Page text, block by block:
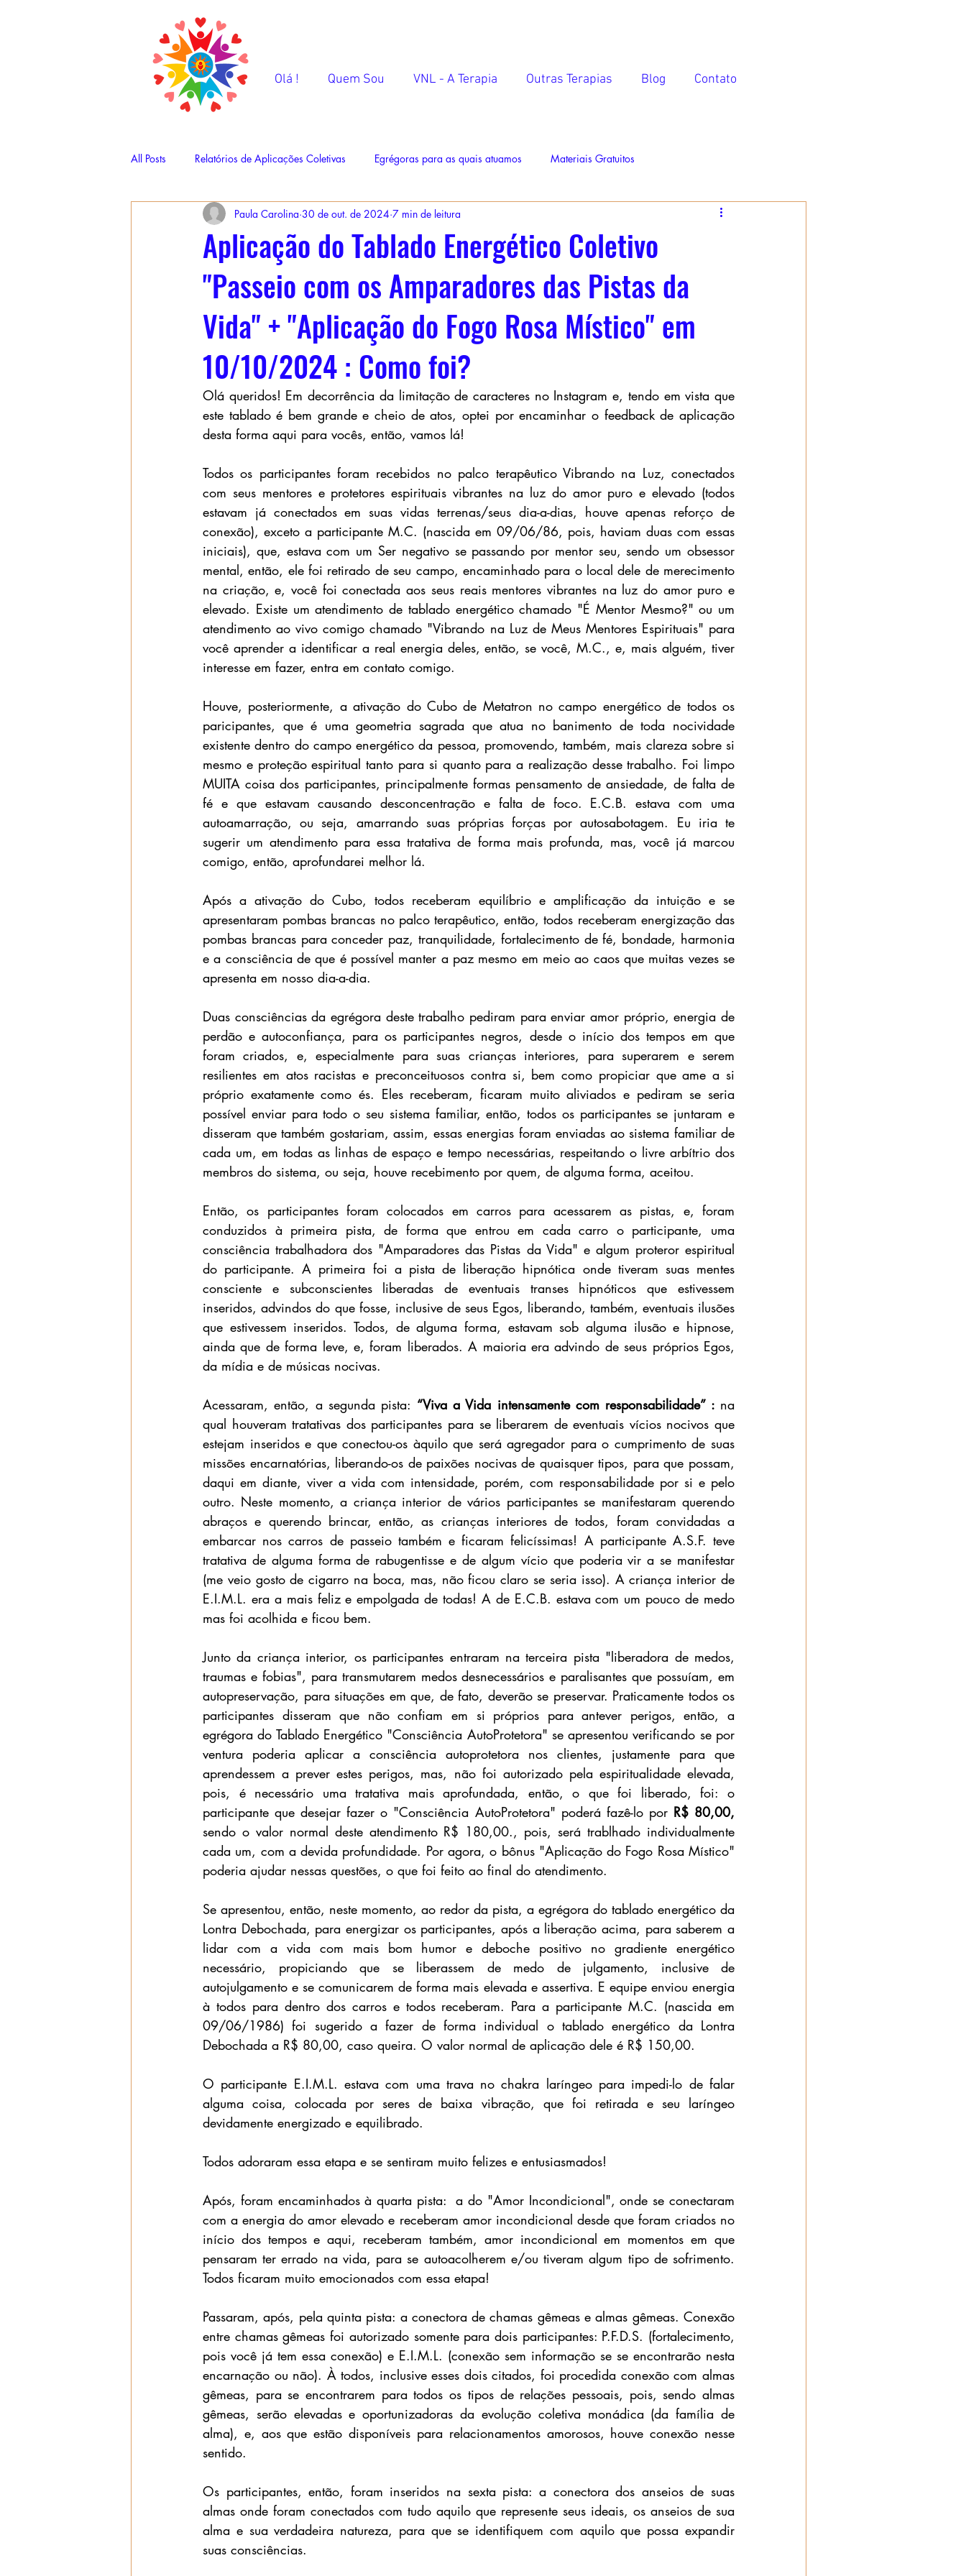
Olá ! Quem Sou VNL - A Terapia Outras Terapias Blog Contato
All Posts Relatórios de Aplicações Coletivas Egrégoras para as quais atuamos Materiais Gratuitos
Aplicação do Tablado Energético Coletivo
"Passeio com os Amparadores das Pistas da
Vida" + "Aplicação do Fogo Rosa Místico" em
10/10/2024 : Como foi?
Paula Carolina 30 de out. de 2024 7 min de leitura
Olá queridos! Em decorrência da limitação de caracteres no Instagram e, tendo em vista que
este tablado é bem grande e cheio de atos, optei por encaminhar o feedback de aplicação
desta forma aqui para vocês, então, vamos lá!
Todos os participantes foram recebidos no palco terapêutico Vibrando na Luz, conectados
com seus mentores e protetores espirituais vibrantes na luz do amor puro e elevado (todos
estavam já conectados em suas vidas terrenas/seus dia-a-dias, houve apenas reforço de
conexão), exceto a participante M.C. (nascida em 09/06/86, pois, haviam duas com essas
iniciais), que, estava com um Ser negativo se passando por mentor seu, sendo um obsessor
mental, então, ele foi retirado de seu campo, encaminhado para o local dele de merecimento
na criação, e, você foi conectada aos seus reais mentores vibrantes na luz do amor puro e
elevado. Existe um atendimento de tablado energético chamado "É Mentor Mesmo?" ou um
atendimento ao vivo comigo chamado "Vibrando na Luz de Meus Mentores Espirituais" para
você aprender a identificar a real energia deles, então, se você, M.C., e, mais alguém, tiver
interesse em fazer, entra em contato comigo.
Houve, posteriormente, a ativação do Cubo de Metatron no campo energético de todos os
paricipantes, que é uma geometria sagrada que atua no banimento de toda nocividade
existente dentro do campo energético da pessoa, promovendo, também, mais clareza sobre si
mesmo e proteção espiritual tanto para si quanto para a realização desse trabalho. Foi limpo
MUITA coisa dos participantes, principalmente formas pensamento de ansiedade, de falta de
fé e que estavam causando desconcentração e falta de foco. E.C.B. estava com uma
autoamarração, ou seja, amarrando suas próprias forças por autosabotagem. Eu iria te
sugerir um atendimento para essa tratativa de forma mais profunda, mas, você já marcou
comigo, então, aprofundarei melhor lá.
Após a ativação do Cubo, todos receberam equilíbrio e amplificação da intuição e se
apresentaram pombas brancas no palco terapêutico, então, todos receberam energização das
pombas brancas para conceder paz, tranquilidade, fortalecimento de fé, bondade, harmonia
e a consciência de que é possível manter a paz mesmo em meio ao caos que muitas vezes se
apresenta em nosso dia-a-dia.
Duas consciências da egrégora deste trabalho pediram para enviar amor próprio, energia de
perdão e autoconfiança, para os participantes negros, desde o início dos tempos em que
foram criados, e, especialmente para suas crianças interiores, para superarem e serem
resilientes em atos racistas e preconceituosos contra si, bem como propiciar que ame a si
próprio exatamente como és. Eles receberam, ficaram muito aliviados e pediram se seria
possível enviar para todo o seu sistema familiar, então, todos os participantes se juntaram e
disseram que também gostariam, assim, essas energias foram enviadas ao sistema familiar de
cada um, em todas as linhas de espaço e tempo necessárias, respeitando o livre arbítrio dos
membros do sistema, ou seja, houve recebimento por quem, de alguma forma, aceitou.
Então, os participantes foram colocados em carros para acessarem as pistas, e, foram
conduzidos à primeira pista, de forma que entrou em cada carro o participante, uma
consciência trabalhadora dos "Amparadores das Pistas da Vida" e algum proteror espiritual
do participante. A primeira foi a pista de liberação hipnótica onde tiveram suas mentes
consciente e subconscientes liberadas de eventuais transes hipnóticos que estivessem
inseridos, advindos do que fosse, inclusive de seus Egos, liberando, também, eventuais ilusões
que estivessem inseridos. Todos, de alguma forma, estavam sob alguma ilusão e hipnose,
ainda que de forma leve, e, foram liberados. A maioria era advindo de seus próprios Egos,
da mídia e de músicas nocivas.
Acessaram, então, a segunda pista: “Viva a Vida intensamente com responsabilidade” : na
qual houveram tratativas dos participantes para se liberarem de eventuais vícios nocivos que
estejam inseridos e que conectou-os àquilo que será agregador para o cumprimento de suas
missões encarnatórias, liberando-os de paixões nocivas de quaisquer tipos, para que possam,
daqui em diante, viver a vida com intensidade, porém, com responsabilidade por si e pelo
outro. Neste momento, a criança interior de vários participantes se manifestaram querendo
abraços e querendo brincar, então, as crianças interiores de todos, foram convidadas a
embarcar nos carros de passeio também e ficaram felicíssimas! A participante A.S.F. teve
tratativa de alguma forma de rabugentisse e de algum vício que poderia vir a se manifestar
(me veio gosto de cigarro na boca, mas, não ficou claro se seria isso). A criança interior de
E.I.M.L. era a mais feliz e empolgada de todas! A de E.C.B. estava com um pouco de medo
mas foi acolhida e ficou bem.
Junto da criança interior, os participantes entraram na terceira pista "liberadora de medos,
traumas e fobias", para transmutarem medos desnecessários e paralisantes que possuíam, em
autopreservação, para situações em que, de fato, deverão se preservar. Praticamente todos os
participantes disseram que não confiam em si próprios para antever perigos, então, a
egrégora do Tablado Energético "Consciência AutoProtetora" se apresentou verificando se por
ventura poderia aplicar a consciência autoprotetora nos clientes, justamente para que
aprendessem a prever estes perigos, mas, não foi autorizado pela espiritualidade elevada,
pois, é necessário uma tratativa mais aprofundada, então, o que foi liberado, foi: o
participante que desejar fazer o "Consciência AutoProtetora" poderá fazê-lo por
sendo o valor normal deste atendimento R$ 180,00., pois, será trablhado individualmente
cada um, com a devida profundidade. Por agora, o bônus "Aplicação do Fogo Rosa Místico"
poderia ajudar nessas questões, o que foi feito ao final do atendimento.
Se apresentou, então, neste momento, ao redor da pista, a egrégora do tablado energético da
Lontra Debochada, para energizar os participantes, após a liberação acima, para saberem a
lidar com a vida com mais bom humor e deboche positivo no gradiente energético
necessário, propiciando que se liberassem de medo de julgamento, inclusive de
autojulgamento e se comunicarem de forma mais elevada e assertiva. E equipe enviou energia
à todos para dentro dos carros e todos receberam. Para a participante M.C. (nascida em
09/06/1986) foi sugerido a fazer de forma individual o tablado energético da Lontra
Debochada a R$ 80,00, caso queira. O valor normal de aplicação dele é R$ 150,00.
O participante E.I.M.L. estava com uma trava no chakra laríngeo para impedi-lo de falar
alguma coisa, colocada por seres de baixa vibração, que foi retirada e seu laríngeo
devidamente energizado e equilibrado.
Todos adoraram essa etapa e se sentiram muito felizes e entusiasmados!
Após, foram encaminhados à quarta pista:  a do "Amor Incondicional", onde se conectaram
com a energia do amor elevado e receberam amor incondicional desde que foram criados no
início dos tempos e aqui, receberam também, amor incondicional em momentos em que
pensaram ter errado na vida, para se autoacolherem e/ou tiveram algum tipo de sofrimento.
Todos ficaram muito emocionados com essa etapa!
Passaram, após, pela quinta pista: a conectora de chamas gêmeas e almas gêmeas. Conexão
entre chamas gêmeas foi autorizado somente para dois participantes: P.F.D.S. (fortalecimento,
pois você já tem essa conexão) e E.I.M.L. (conexão sem informação se se encontrarão nesta
encarnação ou não). À todos, inclusive esses dois citados, foi procedida conexão com almas
gêmeas, para se encontrarem para todos os tipos de relações pessoais, pois, sendo almas
gêmeas, serão elevadas e oportunizadoras da evolução coletiva monádica (da família de
alma), e, aos que estão disponíveis para relacionamentos amorosos, houve conexão nesse
sentido.
Os participantes, então, foram inseridos na sexta pista: a conectora dos anseios de suas
almas onde foram conectados com tudo aquilo que represente seus ideais, os anseios de sua
alma e sua verdadeira natureza, para que se identifiquem com aquilo que possa expandir
suas consciências.